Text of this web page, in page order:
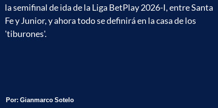
la semifinal de ida de la Liga BetPlay 2026-I, entre Santa
Fe y Junior, y ahora todo se definirá en la casa de los
'tiburones'.
Por: Gianmarco Sotelo